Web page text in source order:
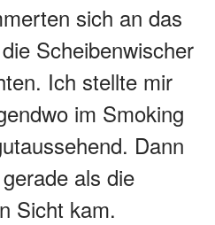
sich an das
Scheibenwischer
Ich stellte mir
im Smoking
Dann
als die
Sicht kam.